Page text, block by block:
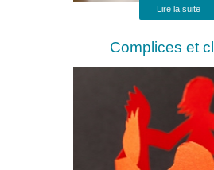
Lire la suite
Complices et